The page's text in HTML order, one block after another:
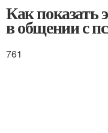
Как показать
в общении с
761